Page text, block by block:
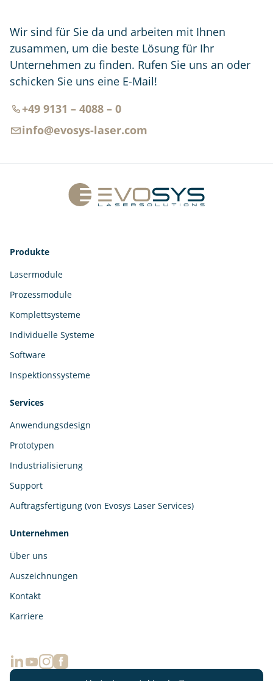
Wir sind für Sie da und arbeiten mit Ihnen
zusammen, um die beste Lösung für Ihr
Unternehmen zu finden. Rufen Sie uns an oder
schicken Sie uns eine E-Mail!
+49 9131 – 4088 – 0
info@evosys-laser.com
Produkte
Lasermodule
Prozessmodule
Komplettsysteme
Individuelle Systeme
Software
Inspektionssysteme
Services
Anwendungsdesign
Prototypen
Industrialisierung
Support
Auftragsfertigung (von Evosys Laser Services)
Unternehmen
Über uns
Auszeichnungen
Kontakt
Karriere